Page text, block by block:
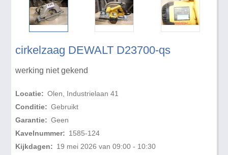
cirkelzaag DEWALT D23700-qs
werking niet gekend
Locatie: Olen, Industrielaan 41
Conditie: Gebruikt
Garantie: Geen
Kavelnummer: 1585-124
Kijkdagen: 19 mei 2026 van 09:00 - 10:30